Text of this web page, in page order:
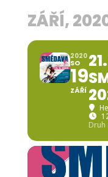
ZÁŘÍ,
2020
SO
19
ZÁŘÍ
Druh